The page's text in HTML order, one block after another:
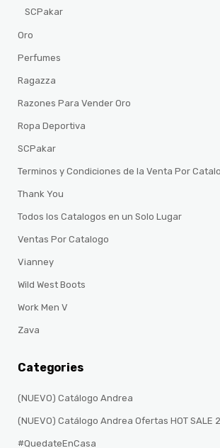
SCPakar
Oro
Perfumes
Ragazza
Razones Para Vender Oro
Ropa Deportiva
SCPakar
Terminos y Condiciones de la Venta Por
Thank You
Todos los Catalogos en un Solo Lugar
Ventas Por Catalogo
Vianney
Wild West Boots
Work Men V
Zava
Categories
(NUEVO) Catálogo Andrea
(NUEVO) Catálogo Andrea Ofertas HOT SALE
#QuedateEnCasa